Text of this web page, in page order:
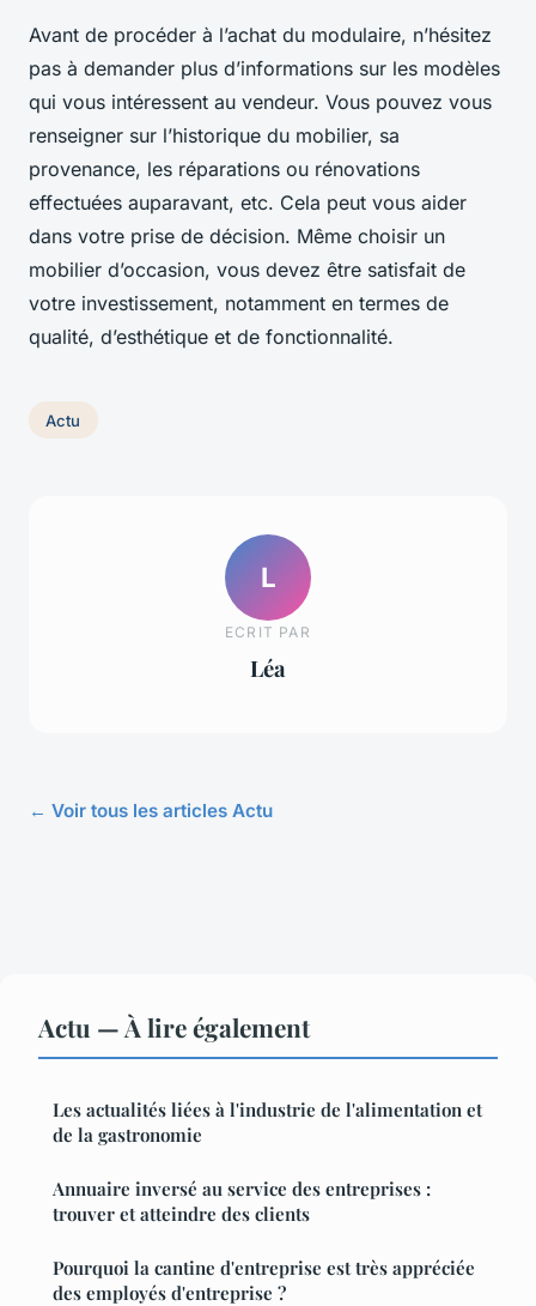
Avant de procéder à l’achat du modulaire, n’hésitez
pas à demander plus d’informations sur les modèles
qui vous intéressent au vendeur. Vous pouvez vous
renseigner sur l’historique du mobilier, sa
provenance, les réparations ou rénovations
effectuées auparavant, etc. Cela peut vous aider
dans votre prise de décision. Même choisir un
mobilier d’occasion, vous devez être satisfait de
votre investissement, notamment en termes de
qualité, d’esthétique et de fonctionnalité.
Actu
L
ECRIT PAR
Léa
← Voir tous les articles Actu
Actu — À lire également
Les actualités liées à l'industrie de l'alimentation et
de la gastronomie
Annuaire inversé au service des entreprises :
trouver et atteindre des clients
Pourquoi la cantine d'entreprise est très appréciée
des employés d'entreprise ?